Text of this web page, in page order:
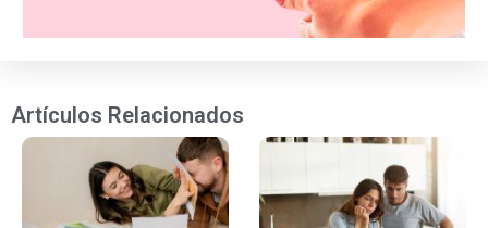
Artículos Relacionados